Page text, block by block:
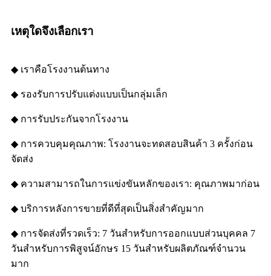
เหตุใดจึงเลือกเรา
◆ เราคือโรงงานต้นทาง
◆ รองรับการปรับแต่งแบบเป็นกลุ่มเล็ก
◆ การรับประกันจากโรงงาน
◆ การควบคุมคุณภาพ: โรงงานจะทดสอบสินค้า 3 ครั้งก่อน
จัดส่ง
◆ ความสามารถในการแข่งขันหลักของเรา: คุณภาพมาก่อน
◆ บริการหลังการขายที่ดีที่สุดเป็นสิ่งสำคัญมาก
◆ การจัดส่งที่รวดเร็ว: 7 วันสำหรับการออกแบบส่วนบุคคล 7
วันสำหรับการพิสูจน์อักษร 15 วันสำหรับผลิตภัณฑ์จำนวน
มาก